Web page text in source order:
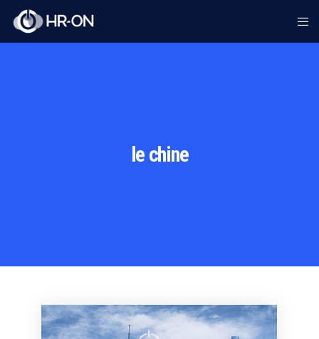
le chine